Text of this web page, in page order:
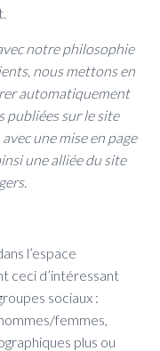
notre philosophie
nous mettons en
automatiquement
publiées sur le site
une mise en page
une alliée du site
l’espace
ceci d’intéressant
sociaux :
femmes,
plus ou